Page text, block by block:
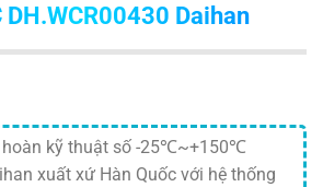
Daihan
hoàn kỹ thuật số -25℃~+150℃
xuất xứ Hàn Quốc với hệ thống